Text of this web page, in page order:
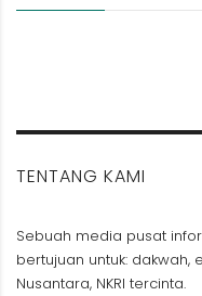
TENTANG KAMI
Sebuah media pusat
bertujuan untuk: dakwah,
Nusantara, NKRI tercinta.